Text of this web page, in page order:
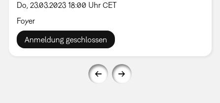
Do, 23.03.2023 18:00 Uhr CET
Foyer
Anmeldung geschlossen